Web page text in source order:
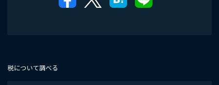
税について調べる